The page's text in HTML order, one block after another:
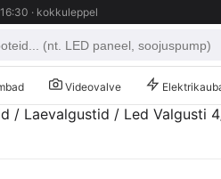
· kokkuleppel
Videovalve
/ Laevalgustid / Led Valgusti